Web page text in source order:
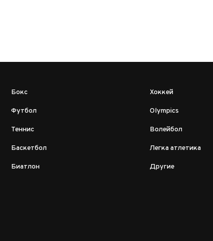
Бокс
Футбол
Теннис
Баскетбол
Биатлон
Хоккей
Olympics
Волейбол
Легка атлетика
Другие